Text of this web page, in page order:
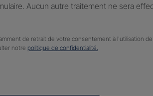
Aucun autre traitement ne sera
de retrait de votre consentement à l'utilisation
notre politique de confidentialité.